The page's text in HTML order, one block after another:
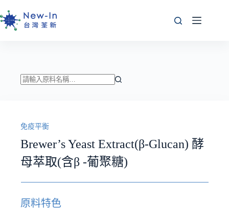
至
主
符
合
件
果
免疫平衡
Brewer’s Yeast Extract(β-Glucan) 酵
母萃取(含β -葡聚糖)
原料特色